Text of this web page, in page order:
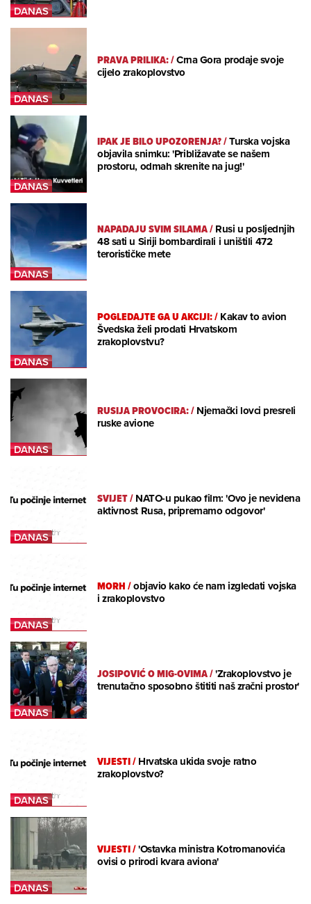
PRAVA PRILIKA:/Crna Gora prodaje svoje
cijelo zrakoplovstvo
IPAK JE BILO UPOZORENJA?/Turska vojska
objavila snimku: 'Približavate se našem
prostoru, odmah skrenite na jug!'
NAPADAJU SVIM SILAMA/Rusi u posljednjih
48 sati u Siriji bombardirali i uništili 472
terorističke mete
POGLEDAJTE GA U AKCIJI:/Kakav to avion
Švedska želi prodati Hrvatskom
zrakoplovstvu?
RUSIJA PROVOCIRA:/Njemački lovci presreli
ruske avione
SVIJET/NATO-u pukao film: 'Ovo je nevidena
aktivnost Rusa, pripremamo odgovor'
MORH/objavio kako će nam izgledati vojska
i zrakoplovstvo
JOSIPOVIĆ O MIG-OVIMA/'Zrakoplovstvo je
trenutačno sposobno štititi naš zračni prostor'
VIJESTI/Hrvatska ukida svoje ratno
zrakoplovstvo?
VIJESTI/'Ostavka ministra Kotromanovića
ovisi o prirodi kvara aviona'